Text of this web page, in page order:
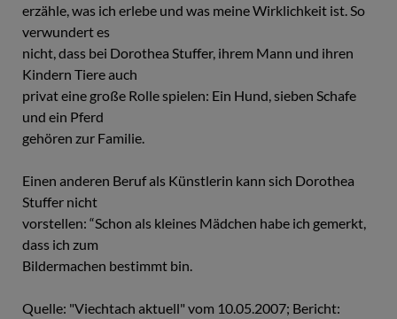
erzähle, was ich erlebe und was meine Wirklichkeit ist. So
verwundert es
nicht, dass bei Dorothea Stuffer, ihrem Mann und ihren
Kindern Tiere auch
privat eine große Rolle spielen: Ein Hund, sieben Schafe
und ein Pferd
gehören zur Familie.
Einen anderen Beruf als Künstlerin kann sich Dorothea
Stuffer nicht
vorstellen: “Schon als kleines Mädchen habe ich gemerkt,
dass ich zum
Bildermachen bestimmt bin.
Quelle: "Viechtach aktuell" vom 10.05.2007; Bericht: